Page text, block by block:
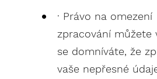
· Právo na omezení
zpracování můžete
se domníváte, že
vaše nepřesné